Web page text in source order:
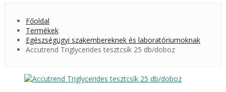
Főoldal
Termékek
Egészségügyi szakembereknek és laboratóriumoknak
Accutrend Triglycerides tesztcsík 25 db/doboz